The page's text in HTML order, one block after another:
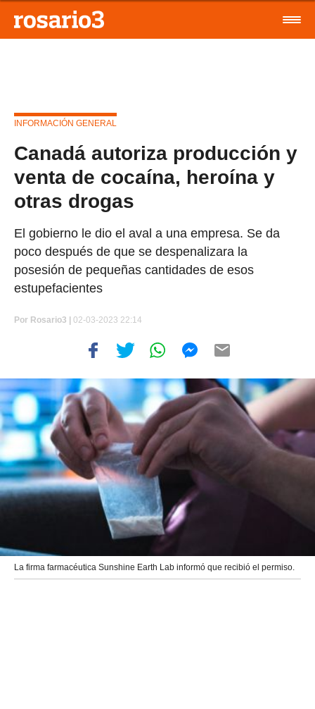
INFORMACIÓN GENERAL
Canadá autoriza producción y
venta de cocaína, heroína y
otras drogas
El gobierno le dio el aval a una empresa. Se da
poco después de que se despenalizara la
posesión de pequeñas cantidades de esos
estupefacientes
Por Rosario3 | 02-03-2023 22:14
La firma farmacéutica Sunshine Earth Lab informó que recibió el permiso.